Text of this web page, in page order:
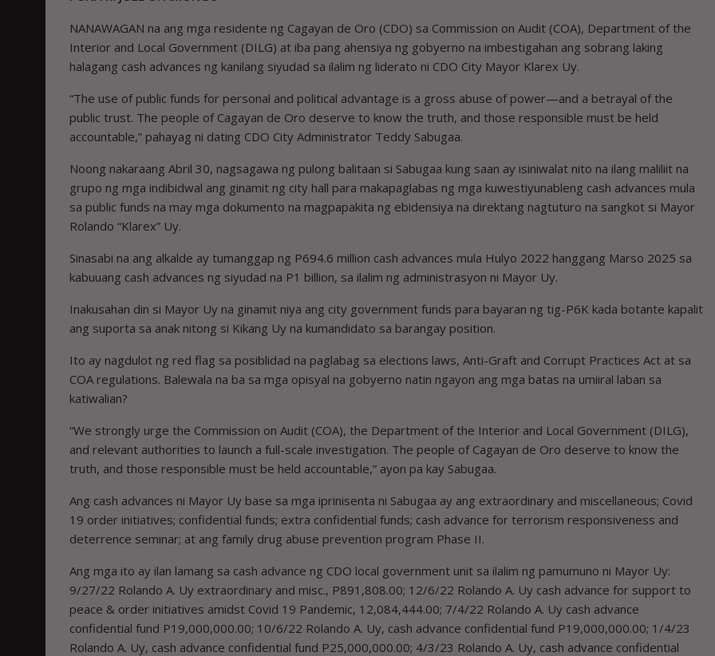
NANAWAGAN na ang mga residente ng Cagayan de Oro (CDO) sa Commission on Audit (COA), Department of the
Interior and Local Government (DILG) at iba pang ahensiya ng gobyerno na imbestigahan ang sobrang laking
halagang cash advances ng kanilang siyudad sa ilalim ng liderato ni CDO City Mayor Klarex Uy.
“The use of public funds for personal and political advantage is a gross abuse of power—and a betrayal of the
public trust. The people of Cagayan de Oro deserve to know the truth, and those responsible must be held
accountable,” pahayag ni dating CDO City Administrator Teddy Sabugaa.
Noong nakaraang Abril 30, nagsagawa ng pulong balitaan si Sabugaa kung saan ay isiniwalat nito na ilang maliliit na
grupo ng mga indibidwal ang ginamit ng city hall para makapaglabas ng mga kuwestiyunableng cash advances mula
sa public funds na may mga dokumento na magpapakita ng ebidensiya na direktang nagtuturo na sangkot si Mayor
Rolando “Klarex” Uy.
Sinasabi na ang alkalde ay tumanggap ng P694.6 million cash advances mula Hulyo 2022 hanggang Marso 2025 sa
kabuuang cash advances ng siyudad na P1 billion, sa ilalim ng administrasyon ni Mayor Uy.
Inakusahan din si Mayor Uy na ginamit niya ang city government funds para bayaran ng tig-P6K kada botante kapalit
ang suporta sa anak nitong si Kikang Uy na kumandidato sa barangay position.
Ito ay nagdulot ng red flag sa posiblidad na paglabag sa elections laws, Anti-Graft and Corrupt Practices Act at sa
COA regulations. Balewala na ba sa mga opisyal na gobyerno natin ngayon ang mga batas na umiiral laban sa
katiwalian?
“We strongly urge the Commission on Audit (COA), the Department of the Interior and Local Government (DILG),
and relevant authorities to launch a full-scale investigation. The people of Cagayan de Oro deserve to know the
truth, and those responsible must be held accountable,” ayon pa kay Sabugaa.
Ang cash advances ni Mayor Uy base sa mga iprinisenta ni Sabugaa ay ang extraordinary and miscellaneous; Covid
19 order initiatives; confidential funds; extra confidential funds; cash advance for terrorism responsiveness and
deterrence seminar; at ang family drug abuse prevention program Phase II.
Ang mga ito ay ilan lamang sa cash advance ng CDO local government unit sa ilalim ng pamumuno ni Mayor Uy:
9/27/22 Rolando A. Uy extraordinary and misc., P891,808.00; 12/6/22 Rolando A. Uy cash advance for support to
peace & order initiatives amidst Covid 19 Pandemic, 12,084,444.00; 7/4/22 Rolando A. Uy cash advance
confidential fund P19,000,000.00; 10/6/22 Rolando A. Uy, cash advance confidential fund P19,000,000.00; 1/4/23
Rolando A. Uy, cash advance confidential fund P25,000,000.00; 4/3/23 Rolando A. Uy, cash advance confidential